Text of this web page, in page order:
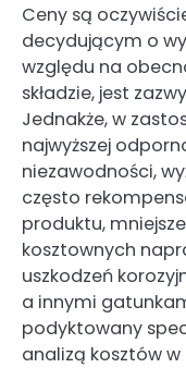
Ceny są
decydującym o
względu na
składzie, jest
Jednakże, w
najwyższej
niezawodności,
często
produktu,
kosztownych
uszkodzeń
a innymi
podyktowany
analizą kosztów